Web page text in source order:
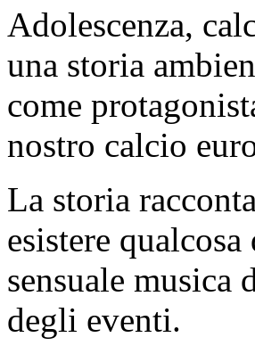
Adolescenza,
una storia
come
nostro calcio
La storia
esistere
sensuale musica
degli eventi.